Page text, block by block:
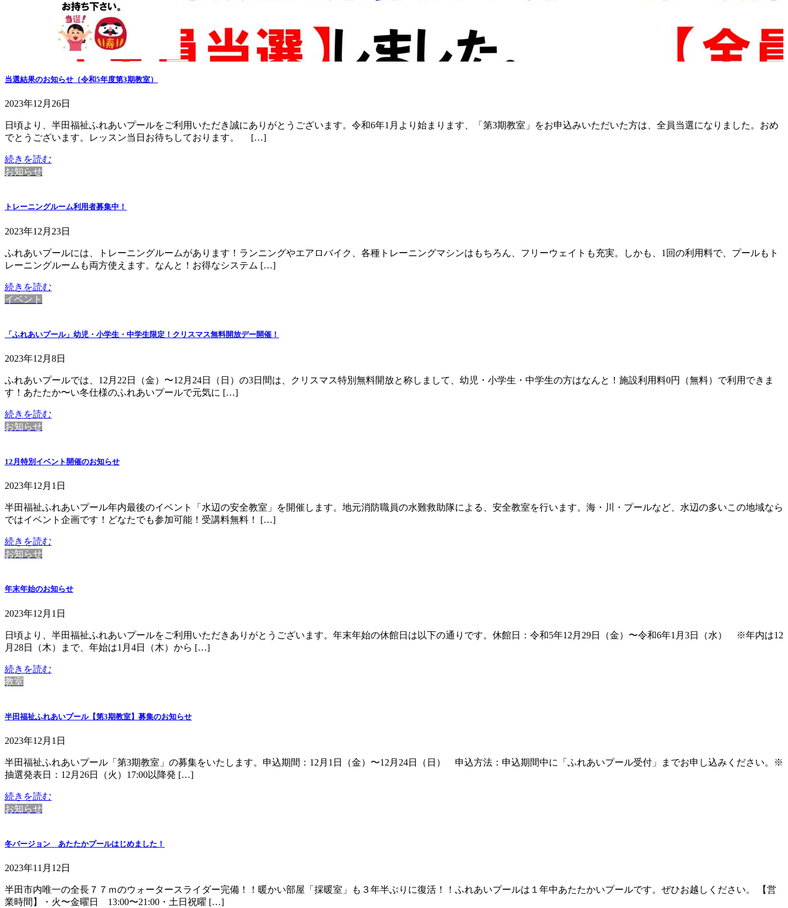
当選結果のお知らせ（令和5年度第3期教室）
2023年12月26日
日頃より、半田福祉ふれあいプールをご利用いただき誠にありがとうございます。令和6年1月より始まります、「第3期教室」をお申込みいただいた方は、全員当選になりました。おめ
でとうございます。レッスン当日お待ちしております。 […]
続きを読む
お知らせ
トレーニングルーム利用者募集中！
2023年12月23日
ふれあいプールには、トレーニングルームがあります！ランニングやエアロバイク、各種トレーニングマシンはもちろん、フリーウェイトも充実。しかも、1回の利用料で、プールもト
レーニングルームも両方使えます。なんと！お得なシステム […]
続きを読む
イベント
「ふれあいプール」幼児・小学生・中学生限定！クリスマス無料開放デー開催！
2023年12月8日
ふれあいプールでは、12月22日（金）〜12月24日（日）の3日間は、クリスマス特別無料開放と称しまして、幼児・小学生・中学生の方はなんと！施設利用料0円（無料）で利用できま
す！あたたか〜い冬仕様のふれあいプールで元気に […]
続きを読む
お知らせ
12月特別イベント開催のお知らせ
2023年12月1日
半田福祉ふれあいプール年内最後のイベント「水辺の安全教室」を開催します。地元消防職員の水難救助隊による、安全教室を行います。海・川・プールなど、水辺の多いこの地域なら
ではイベント企画です！どなたでも参加可能！受講料無料！ […]
続きを読む
お知らせ
年末年始のお知らせ
2023年12月1日
日頃より、半田福祉ふれあいプールをご利用いただきありがとうございます。年末年始の休館日は以下の通りです。休館日：令和5年12月29日（金）〜令和6年1月3日（水） ※年内は12
月28日（木）まで、年始は1月4日（木）から […]
続きを読む
教室
半田福祉ふれあいプール【第3期教室】募集のお知らせ
2023年12月1日
半田福祉ふれあいプール「第3期教室」の募集をいたします。申込期間：12月1日（金）〜12月24日（日） 申込方法：申込期間中に「ふれあいプール受付」までお申し込みください。※
抽選発表日：12月26日（火）17:00以降発 […]
続きを読む
お知らせ
冬バージョン あたたかプールはじめました！
2023年11月12日
半田市内唯一の全長７７ｍのウォータースライダー完備！！暖かい部屋「採暖室」も３年半ぶりに復活！！ふれあいプールは１年中あたたかいプールです。ぜひお越しください。 【営
業時間】・火〜金曜日 13:00〜21:00・土日祝曜 […]